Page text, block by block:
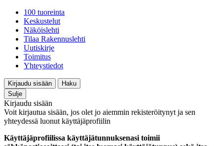
100 tuoreinta
Keskustelut
Näköislehti
Tilaa Rakennuslehti
Uutiskirje
Toimitus
Yhteystiedot
Kirjaudu sisään
Haku
Sulje
Kirjaudu sisään
Voit kirjautua sisään, jos olet jo aiemmin rekisteröitynyt ja sen
yhteydessä luonut käyttäjäprofiilin
Käyttäjäprofiilissa käyttäjätunnuksenasi toimii